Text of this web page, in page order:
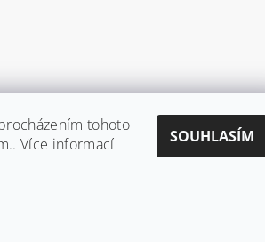
tohoto
Více informací
SOUHLASÍM